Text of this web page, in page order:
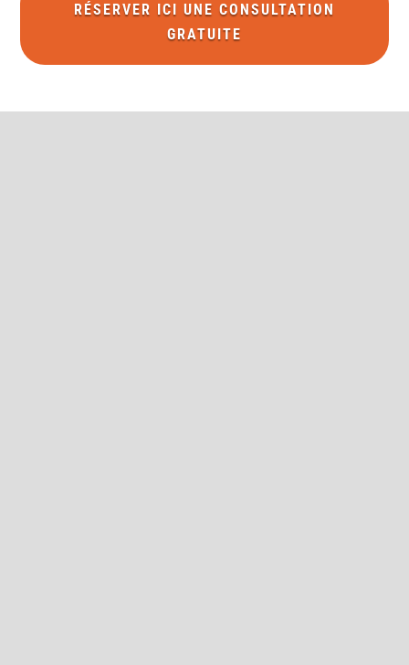
RÉSERVER ICI UNE CONSULTATION
GRATUITE